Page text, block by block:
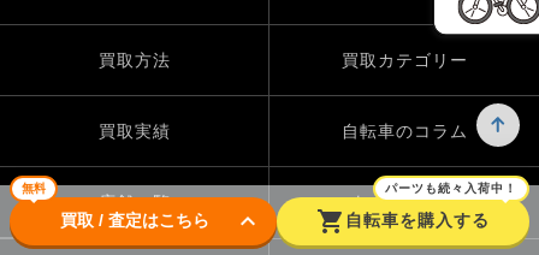
無料
買取 / 査定はこちら keyboard_arrow_down shopping_cart
パーツも続々入荷中！
自転車を購入する
買取方法 買取カテゴリー
買取実績 自転車のコラム
店舗一覧 よくある質問